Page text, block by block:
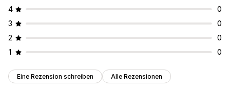
Benutzerdefiniertes Branding E-Mail-Vorlagen
4
0
3
0
2
0
1
0
Eine Rezension schreiben Alle Rezensionen